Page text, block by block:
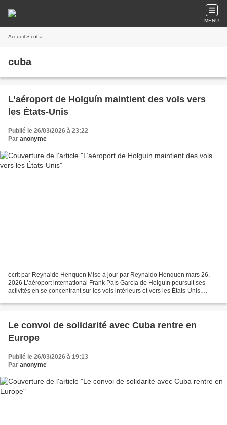
MENU
Accueil » cuba
cuba
L’aéroport de Holguín maintient des vols vers
les États-Unis
Publié le 26/03/2026 à 23:22
Par anonyme
écrit par Reynaldo Henquen Mise à jour par Reynaldo Henquen mars 26,
2026 L’aéroport international Frank País García de Holguín poursuit ses
activités en se concentrant sur les vols intérieurs et vers les États-Unis,
Le convoi de solidarité avec Cuba rentre en
Europe
Publié le 26/03/2026 à 19:13
Par anonyme